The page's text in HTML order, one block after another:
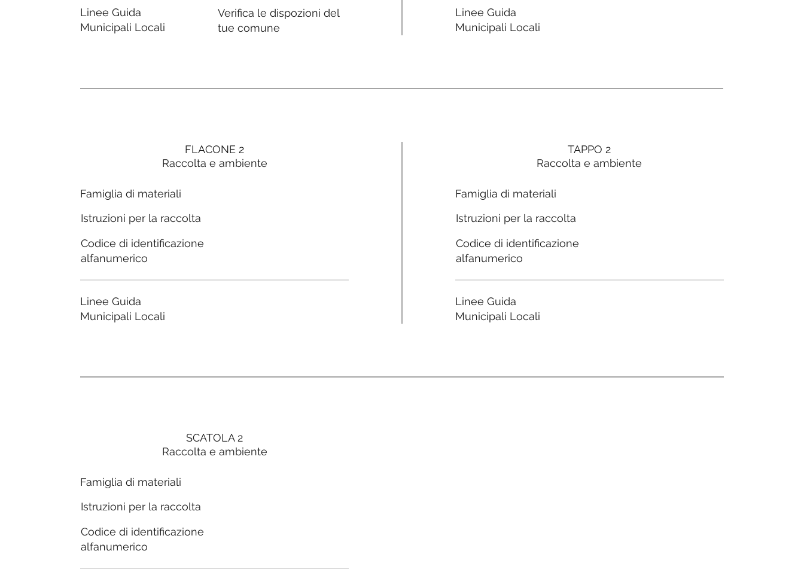
Linee Guida
Municipali Locali
Verifica le dispozioni del
tue comune
FLACONE 2
Raccolta e ambiente
Famiglia di materiali
Istruzioni per la raccolta
Codice di identificazione
alfanumerico
Linee Guida
Municipali Locali
SCATOLA 2
Raccolta e ambiente
Famiglia di materiali
Istruzioni per la raccolta
Codice di identificazione
alfanumerico
Linee Guida
Municipali Locali
TAPPO 2
Raccolta e ambiente
Famiglia di materiali
Istruzioni per la raccolta
Codice di identificazione
alfanumerico
Linee Guida
Municipali Locali